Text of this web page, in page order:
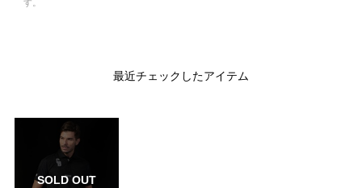
す。
最近チェックしたアイテム
SOLD OUT